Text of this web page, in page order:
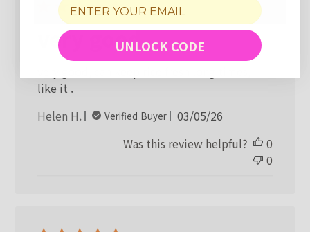
very good
like it .
Helen H.
Verified Buyer
Published
03/05/26
Was this review helpful?
0
0
UNLOCK CODE